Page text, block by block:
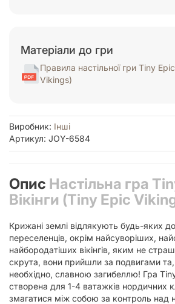
Матеріали до гри
Правила настільної гри Tiny
Vikings)
Виробник: Інші
Артикул: JOY-6584
Опис Настільна гра
Вікінги (Tiny Epic
Крижані землі відлякують будь-яких
переселенців, окрім найсуворіших,
найбородатіших вікінгів, яким не
скрута, вони прийшли за подвигами
необхідно, славною загибеллю! Гра Tiny
створена для 1-4 ватажків нордичних
змагатися між собою за контроль над